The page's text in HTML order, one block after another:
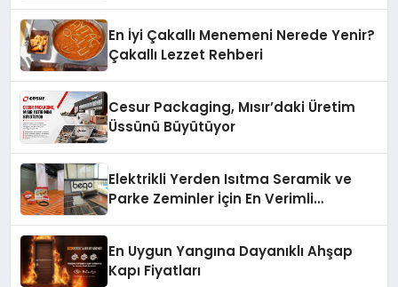
En İyi Çakallı Menemeni Nerede Yenir?
Çakallı Lezzet Rehberi
Cesur Packaging, Mısır’daki Üretim
Üssünü Büyütüyor
Elektrikli Yerden Isıtma Seramik ve
Parke Zeminler İçin En Verimli
En Uygun Yangına Dayanıklı Ahşap
Kapı Fiyatları